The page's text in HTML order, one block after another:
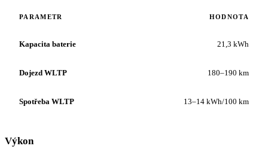
PARAMETR HODNOTA
Kapacita baterie 21,3 kWh
Dojezd WLTP 180–190 km
Spotřeba WLTP 13–14 kWh/100 km
Výkon